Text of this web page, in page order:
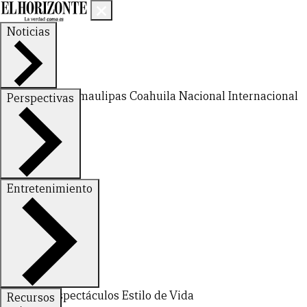
Noticias
Nuevo LeónTamaulipas Coahuila NacionalInternacional
Perspectivas
FinanzasOpinión
Entretenimiento
DeportesEspectáculos Estilo de Vida
Recursos
CERRAR